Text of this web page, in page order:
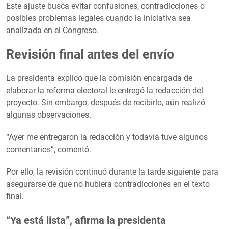
Este ajuste busca evitar confusiones, contradicciones o
posibles problemas legales cuando la iniciativa sea
analizada en el Congreso.
Revisión final antes del envío
La presidenta explicó que la comisión encargada de
elaborar la reforma electoral le entregó la redacción del
proyecto. Sin embargo, después de recibirlo, aún realizó
algunas observaciones.
“Ayer me entregaron la redacción y todavía tuve algunos
comentarios”, comentó.
Por ello, la revisión continuó durante la tarde siguiente para
asegurarse de que no hubiera contradicciones en el texto
final.
“Ya está lista”, afirma la presidenta